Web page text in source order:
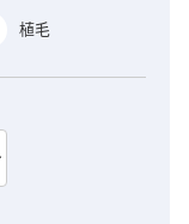
植毛